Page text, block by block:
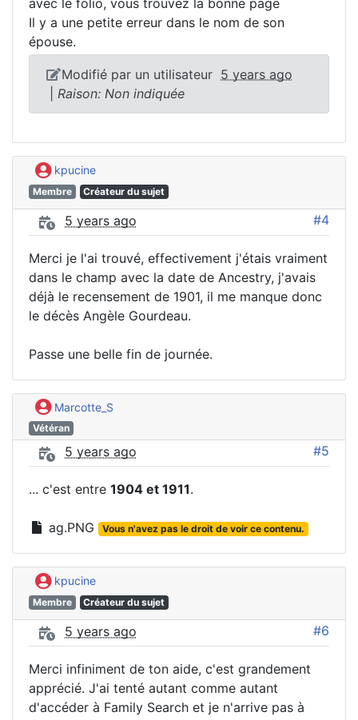
avec le folio, vous trouvez la bonne page
Il y a une petite erreur dans le nom de son
épouse.
Modifié par un utilisateur 5 years ago
Raison: Non indiquée
kpucine
Membre Créateur du sujet
5 years ago #4
Merci je l'ai trouvé, effectivement j'étais vraiment
dans le champ avec la date de Ancestry, j'avais
déjà le recensement de 1901, il me manque donc
le décès Angèle Gourdeau.
Passe une belle fin de journée.
Marcotte_S
Vétéran
5 years ago #5
... c'est entre 1904 et 1911.
ag.PNG Vous n'avez pas le droit de voir ce contenu.
kpucine
Membre Créateur du sujet
5 years ago #6
Merci infiniment de ton aide, c'est grandement
apprécié. J'ai tenté autant comme autant
d'accéder à Family Search et je n'arrive pas à